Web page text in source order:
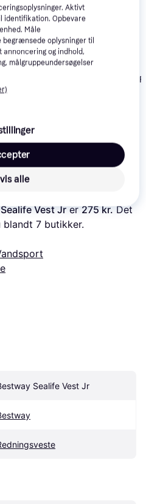
PFD
kr.
3 betalinger af 267 kr.
Palm Peyto
Vest Jr er 275 kr. Det
blandt 7 butikker.
Sealife Vest Jr
Aktivt
identifikation. Opbevare
Måle
oplysninger til
og indhold,
målgruppeundersøgelser
alle